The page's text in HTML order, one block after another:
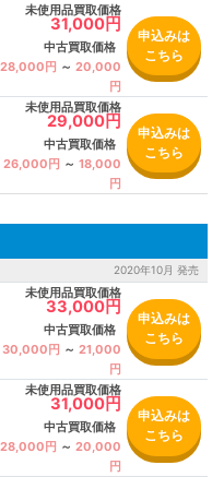
未使用品買取価格
31,000円
中古買取価格
28,000円 ～ 20,000
円
申込みは
こちら
未使用品買取価格
29,000円
中古買取価格
26,000円 ～ 18,000
円
申込みは
こちら
2020年10月 発売
未使用品買取価格
33,000円
中古買取価格
30,000円 ～ 21,000
円
申込みは
こちら
未使用品買取価格
31,000円
中古買取価格
28,000円 ～ 20,000
円
申込みは
こちら